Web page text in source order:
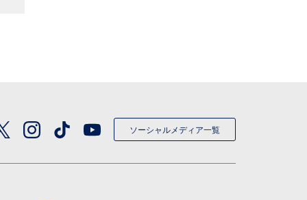
ソーシャルメディア一覧